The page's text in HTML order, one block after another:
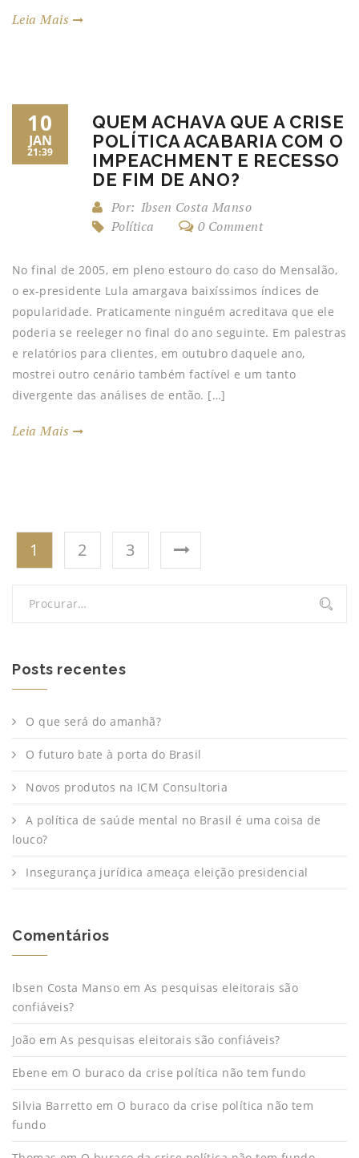
Leia Mais
10
JAN
21:39
QUEM ACHAVA QUE A CRISE
POLÍTICA ACABARIA COM O
IMPEACHMENT E RECESSO
DE FIM DE ANO?
Por: Ibsen Costa Manso
Política
0 Comment
No final de 2005, em pleno estouro do caso do Mensalão,
o ex-presidente Lula amargava baixíssimos índices de
popularidade. Praticamente ninguém acreditava que ele
poderia se reeleger no final do ano seguinte. Em palestras
e relatórios para clientes, em outubro daquele ano,
mostrei outro cenário também factível e um tanto
divergente das análises de então. […]
Leia Mais
Navegação
por
posts
1 2 3
Posts recentes
O que será do amanhã?
O futuro bate à porta do Brasil
Novos produtos na ICM Consultoria
A política de saúde mental no Brasil é uma coisa de
louco?
Insegurança jurídica ameaça eleição presidencial
Comentários
Ibsen Costa Manso em As pesquisas eleitorais são
confiáveis?
João emAs pesquisas eleitorais são confiáveis?
Ebene em O buraco da crise política não tem fundo
Silvia Barretto em O buraco da crise política não tem
fundo